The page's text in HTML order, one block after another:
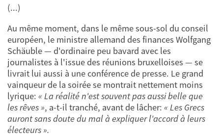
(...)
Au même moment, dans le même sous-sol du conseil
européen, le ministre allemand des finances Wolfgang
Schäuble — d'ordinaire peu bavard avec les
journalistes à l'issue des réunions bruxelloises — se
livrait lui aussi à une conférence de presse. Le grand
vainqueur de la soirée se montrait nettement moins
lyrique: « La réalité n'est souvent pas aussi belle que
les rêves », a-t-il tranché, avant de lâcher: « Les Grecs
auront sans doute du mal à expliquer l'accord à leurs
électeurs ».